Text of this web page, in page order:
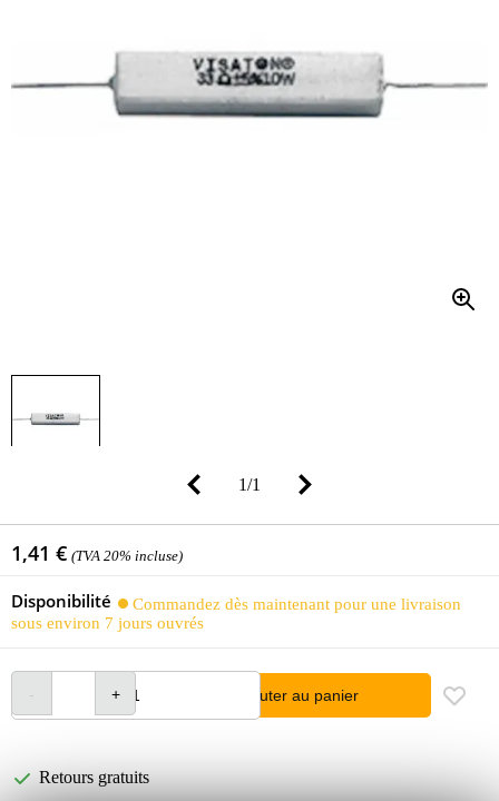
1/1
1,41 € (TVA 20% incluse)
Disponibilité
Commandez dès maintenant pour une livraison
sous environ 7 jours ouvrés
Ajouter au panier
Retours gratuits